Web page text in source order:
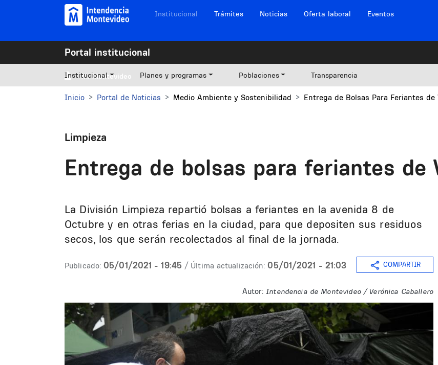
Pasar al contenido principal Navegación sitios
Institucional Trámites Noticias Oferta laboral Eventos
Portal institucional
Mi Montevideo
Institucional Planes y programas Poblaciones Transparencia
Inicio Portal de Noticias Medio Ambiente y Sostenibilidad Entrega de Bolsas Para Feriantes de
Limpieza
Entrega de bolsas para feriantes de
La División Limpieza repartió bolsas a feriantes en la avenida 8 de
Octubre y en otras ferias en la ciudad, para que depositen sus residuos
secos, los que serán recolectados al final de la jornada.
Publicado: 05/01/2021 - 19:45 / Última actualización: 05/01/2021 - 21:03 COMPARTIR
Autor: Intendencia de Montevideo / Verónica Caballero